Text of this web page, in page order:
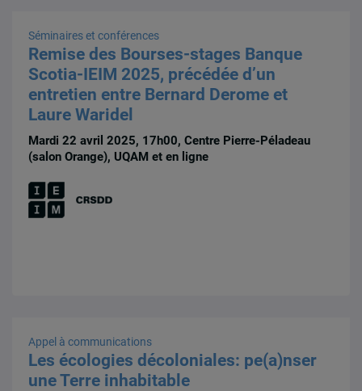
Séminaires et conférences
Remise des Bourses-stages Banque
Scotia-IEIM 2025, précédée d’un
entretien entre Bernard Derome et
Laure Waridel
Mardi 22 avril 2025, 17h00, Centre Pierre-Péladeau
(salon Orange), UQAM et en ligne
Appel à communications
Les écologies décoloniales: pe(a)nser
une Terre inhabitable